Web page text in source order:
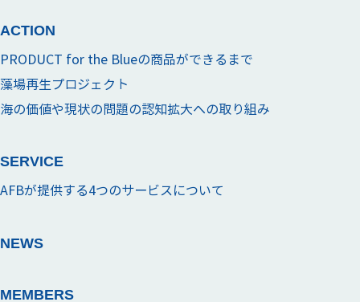
ACTION
PRODUCT for the Blueの商品ができるまで
藻場再生プロジェクト
海の価値や現状の問題の認知拡大への取り組み
SERVICE
AFBが提供する4つのサービスについて
NEWS
MEMBERS